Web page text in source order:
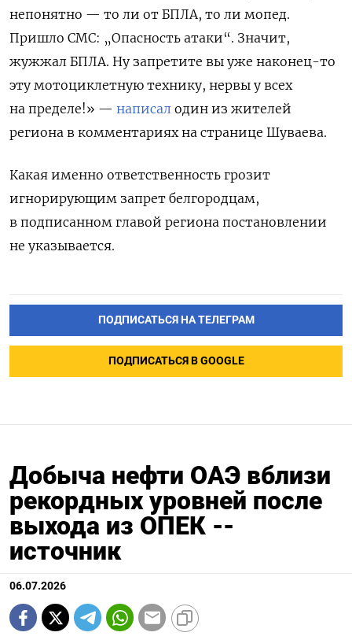
непонятно — то ли от БПЛА, то ли мопед.
Пришло СМС: „Опасность атаки“. Значит,
жужжал БПЛА. Ну запретите вы уже наконец-то
эту мотоциклетную технику, нервы у всех
на пределе!» — написал один из жителей
региона в комментариях на странице Шуваева.
Какая именно ответственность грозит
игнорирующим запрет белгородцам,
в подписанном главой региона постановлении
не указывается.
ПОДПИСАТЬСЯ НА ТЕЛЕГРАМ
ПОДПИСАТЬСЯ В GOOGLE
Добыча нефти ОАЭ вблизи
рекордных уровней после
выхода из ОПЕК --
источник
06.07.2026